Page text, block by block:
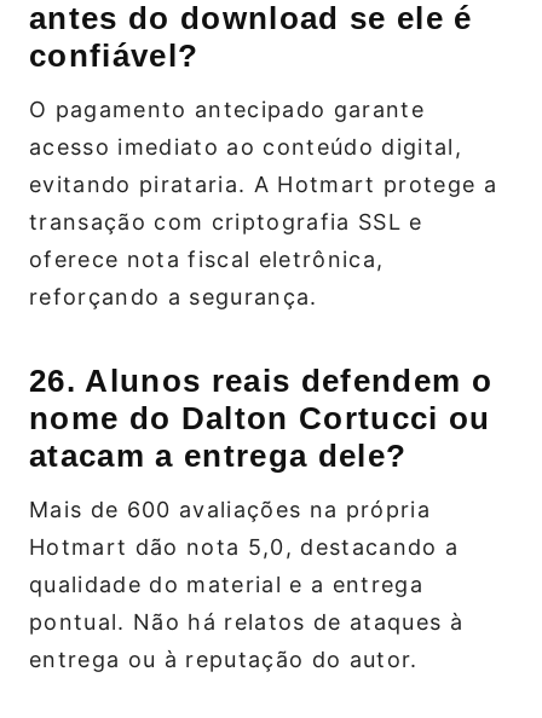
antes do download se ele é
confiável?
O pagamento antecipado garante
acesso imediato ao conteúdo digital,
evitando pirataria. A Hotmart protege a
transação com criptografia SSL e
oferece nota fiscal eletrônica,
reforçando a segurança.
26. Alunos reais defendem o
nome do Dalton Cortucci ou
atacam a entrega dele?
Mais de 600 avaliações na própria
Hotmart dão nota 5,0, destacando a
qualidade do material e a entrega
pontual. Não há relatos de ataques à
entrega ou à reputação do autor.